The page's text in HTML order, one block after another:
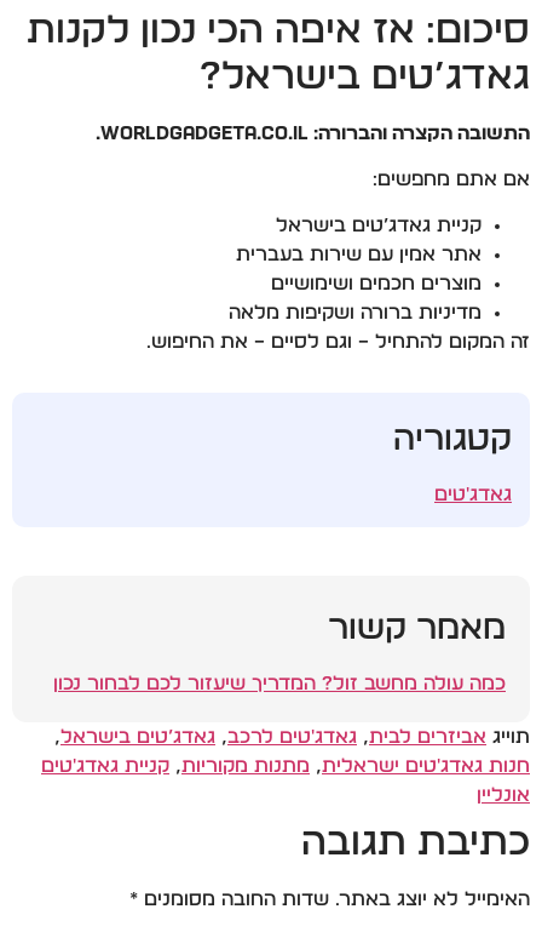
סיכום: אז איפה הכי נכון לקנות
גאדג’טים בישראל?
התשובה הקצרה והברורה: WorldGadgeta.co.il.
אם אתם מחפשים:
קניית גאדג’טים בישראל
אתר אמין עם שירות בעברית
מוצרים חכמים ושימושיים
מדיניות ברורה ושקיפות מלאה
זה המקום להתחיל – וגם לסיים – את החיפוש.
קטגוריה
גאדג'טים
מאמר קשור
כמה עולה מחשב זול? המדריך שיעזור לכם לבחור נכון
תוייג אביזרים לבית, גאדג'טים לרכב, גאדג’טים בישראל,
חנות גאדג'טים ישראלית, מתנות מקוריות, קניית גאדג'טים
אונליין
כתיבת תגובה
האימייל לא יוצג באתר. שדות החובה מסומנים *